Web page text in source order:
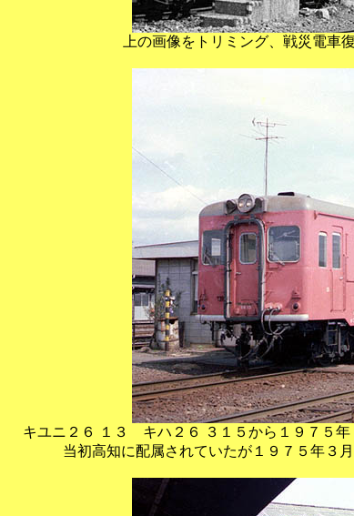
上の画像をトリミング、戦災電車
キユニ２６ １３ キハ２６ ３１５から１９７５年
当初高知に配属されていたが１９７５年３